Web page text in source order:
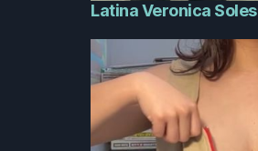
Latina Veronica Soles